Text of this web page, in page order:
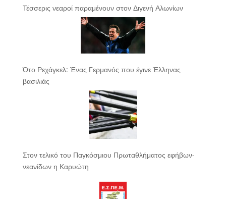
Τέσσερις νεαροί παραμένουν στον Διγενή Αλωνίων
Ότο Ρεχάγκελ: Ένας Γερμανός που έγινε Έλληνας
βασιλιάς
Στον τελικό του Παγκόσμιου Πρωταθλήματος εφήβων-
νεανίδων η Καρυώτη